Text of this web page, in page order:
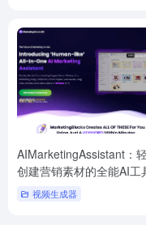
AIMarketingAssistant：
创建营销素材的全能AI工
视频生成器